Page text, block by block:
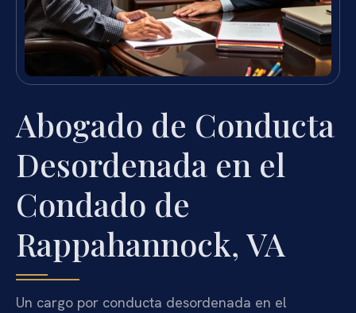
Abogado de Conducta
Desordenada en el
Condado de
Rappahannock, VA
Un cargo por conducta desordenada en el